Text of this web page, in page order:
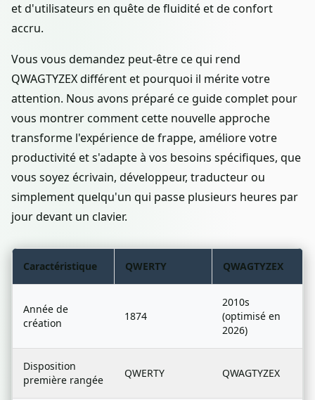
et d'utilisateurs en quête de fluidité et de confort
accru.
Vous vous demandez peut-être ce qui rend
QWAGTYZEX différent et pourquoi il mérite votre
attention. Nous avons préparé ce guide complet pour
vous montrer comment cette nouvelle approche
transforme l'expérience de frappe, améliore votre
productivité et s'adapte à vos besoins spécifiques, que
vous soyez écrivain, développeur, traducteur ou
simplement quelqu'un qui passe plusieurs heures par
jour devant un clavier.
Caractéristique QWERTY QWAGTYZEX
Année de
création
1874
2010s
(optimisé en
2026)
Disposition
première rangée
QWERTY QWAGTYZEX